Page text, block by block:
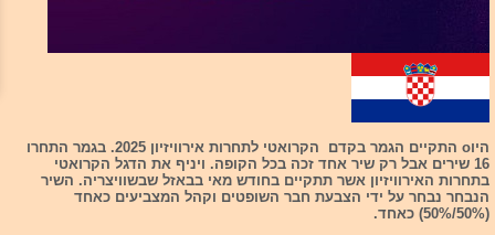
היוo התקיים הגמר בקדם הקרואטי לתחרות אירוויזיון 2025. בגמר התחרו
16 שירים אבל רק שיר אחד זכה בכל הקופה. ויניף את הדגל הקרואטי
בתחרות האירוויזיון אשר תתקיים בחודש מאי בבאזל שבשוויצריה. השיר
הנבחר נבחר על ידי הצבעת חבר השופטים וקהל המצביעים כאחד
(50%/50%) כאחד.